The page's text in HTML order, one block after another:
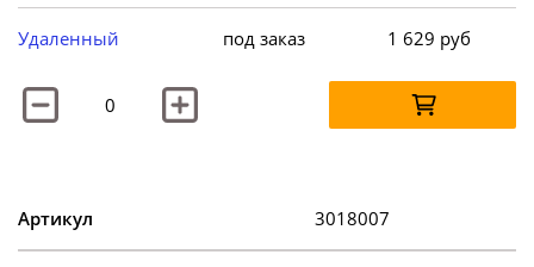
Удаленный под заказ 1 629 руб
Артикул 3018007